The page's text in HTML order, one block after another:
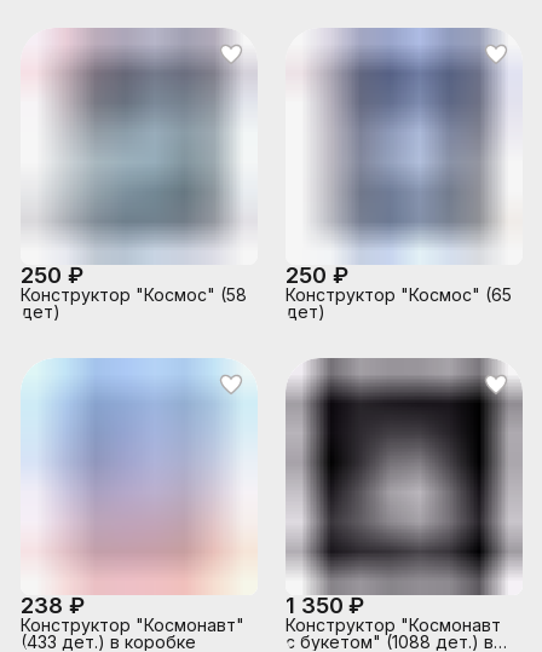
250 ₽
Конструктор "Космос" (58
дет)
250 ₽
Конструктор "Космос" (65
дет)
238 ₽
Конструктор "Космонавт"
(433 дет.) в коробке
1 350 ₽
Конструктор "Космонавт
с букетом" (1088 дет.) в